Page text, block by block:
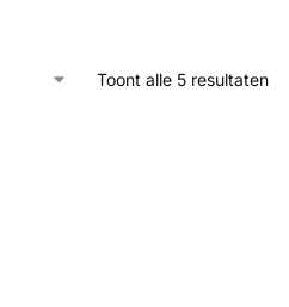
Toont alle 5 resultaten